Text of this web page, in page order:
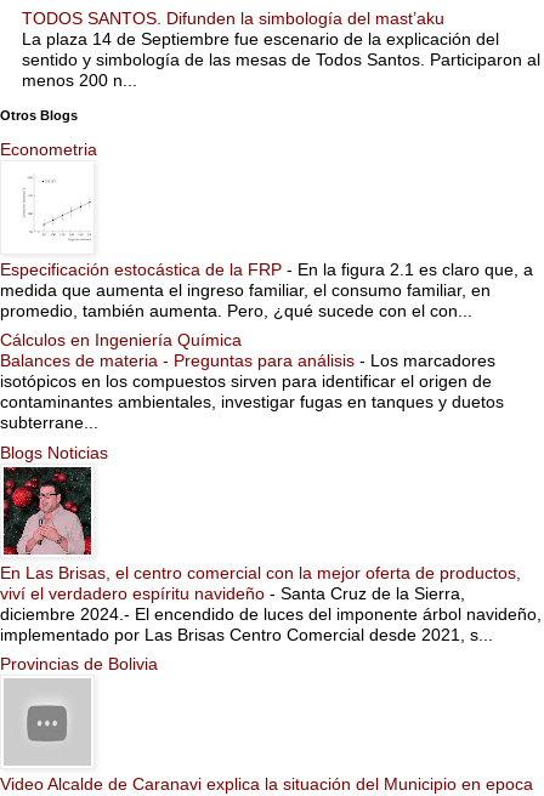
TODOS SANTOS. Difunden la simbología del mast’aku
La plaza 14 de Septiembre fue escenario de la explicación del
sentido y simbología de las mesas de Todos Santos. Participaron al
menos 200 n...
Otros Blogs
Econometria
Especificación estocástica de la FRP - En la figura 2.1 es claro que, a
medida que aumenta el ingreso familiar, el consumo familiar, en
promedio, también aumenta. Pero, ¿qué sucede con el con...
Cálculos en Ingeniería Química
Balances de materia - Preguntas para análisis - Los marcadores
isotópicos en los compuestos sirven para identificar el origen de
contaminantes ambientales, investigar fugas en tanques y duetos
subterrane...
Blogs Noticias
En Las Brisas, el centro comercial con la mejor oferta de productos,
viví el verdadero espíritu navideño - Santa Cruz de la Sierra,
diciembre 2024.- El encendido de luces del imponente árbol navideño,
implementado por Las Brisas Centro Comercial desde 2021, s...
Provincias de Bolivia
Video Alcalde de Caranavi explica la situación del Municipio en epoca